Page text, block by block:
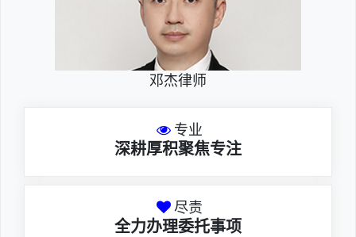
邓杰律师
专业
深耕厚积聚焦专注
尽责
全力办理委托事项